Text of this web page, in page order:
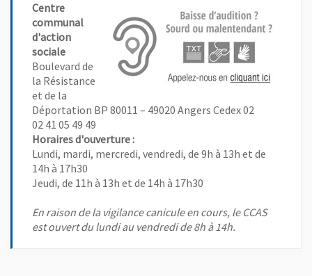
Centre
communal
d'action
sociale
Boulevard de
la Résistance
et de la
Déportation BP 80011 – 49020 Angers Cedex 02
02 41 05 49 49
Horaires d'ouverture :
Lundi, mardi, mercredi, vendredi, de 9h à 13h et de
14h à 17h30
Jeudi, de 11h à 13h et de 14h à 17h30
En raison de la vigilance canicule en cours, le CCAS
est ouvert du lundi au vendredi de 8h à 14h.